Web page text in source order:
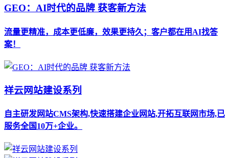
GEO：AI时代的品牌 获客新方法
流量更精准，成本更低廉，效果更持久；客户都在用AI找答
案！
祥云网站建设系列
自主研发网站CMS架构,快速搭建企业网站,开拓互联网市场,已
服务全国10万+企业。